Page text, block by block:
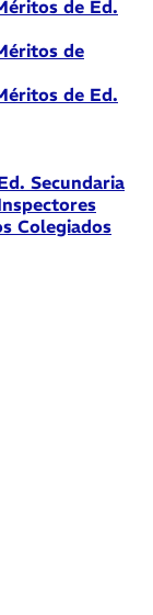
de Ed.
de
de Ed.
Secundaria
Colegiados